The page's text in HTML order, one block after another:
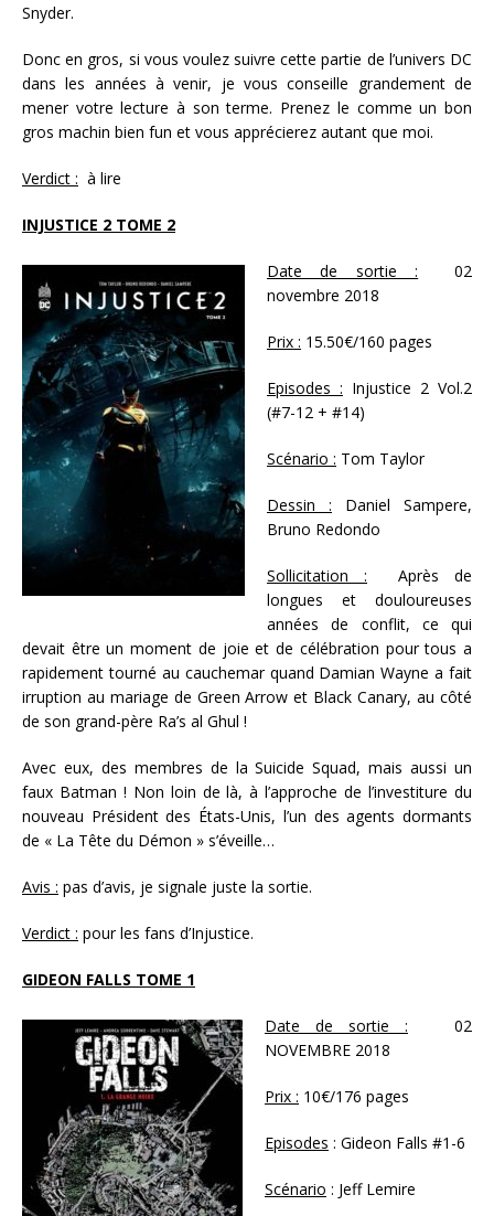
Snyder.
Donc en gros, si vous voulez suivre cette partie de l’univers DC
dans les années à venir, je vous conseille grandement de
mener votre lecture à son terme. Prenez le comme un bon
gros machin bien fun et vous apprécierez autant que moi.
Verdict : à lire
INJUSTICE 2 TOME 2
Date de sortie : 02
novembre 2018
Prix : 15.50€/160 pages
Episodes : Injustice 2 Vol.2
(#7-12 + #14)
Scénario : Tom Taylor
Dessin : Daniel Sampere,
Bruno Redondo
Sollicitation : Après de
longues et douloureuses
années de conflit, ce qui
devait être un moment de joie et de célébration pour tous a
rapidement tourné au cauchemar quand Damian Wayne a fait
irruption au mariage de Green Arrow et Black Canary, au côté
de son grand-père Ra’s al Ghul !
Avec eux, des membres de la Suicide Squad, mais aussi un
faux Batman ! Non loin de là, à l’approche de l’investiture du
nouveau Président des États-Unis, l’un des agents dormants
de « La Tête du Démon » s’éveille…
Avis : pas d’avis, je signale juste la sortie.
Verdict : pour les fans d’Injustice.
GIDEON FALLS TOME 1
Date de sortie : 02
NOVEMBRE 2018
Prix : 10€/176 pages
Episodes : Gideon Falls #1-6
Scénario : Jeff Lemire